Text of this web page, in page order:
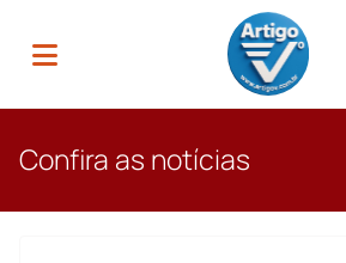
Confira as notícias